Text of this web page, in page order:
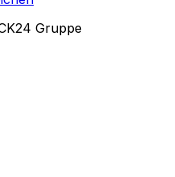
Gruppe